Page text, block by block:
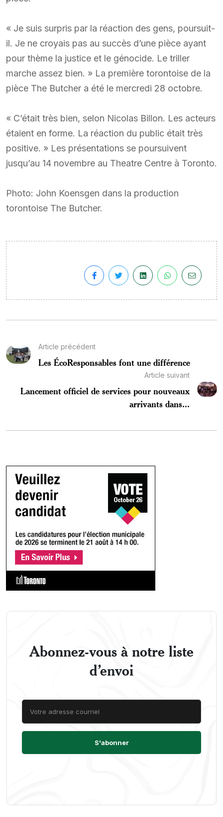
« Je suis surpris par la réaction des gens, poursuit-
il. Je ne croyais pas au succès d’une pièce ayant
pour thème la justice et le génocide. Le triller
marche assez bien. » La première torontoise de la
pièce The Butcher a été le mercredi 28 octobre.
« C’était très bien, selon Nicolas Billon. Les acteurs
étaient en forme. La réaction du public était très
positive. » Les présentations se poursuivent
jusqu’au 14 novembre au Theatre Centre à Toronto.
Photo: John Koensgen dans la production
torontoise The Butcher.
Article précédent
Les ÉcoResponsables font une différence
Article suivant
Lancement officiel de services pour nouveaux
arrivants dans...
Abonnez-vous à notre liste
d’envoi